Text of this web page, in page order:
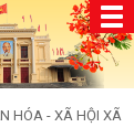
HÓA - XÃ HỘI XÃ